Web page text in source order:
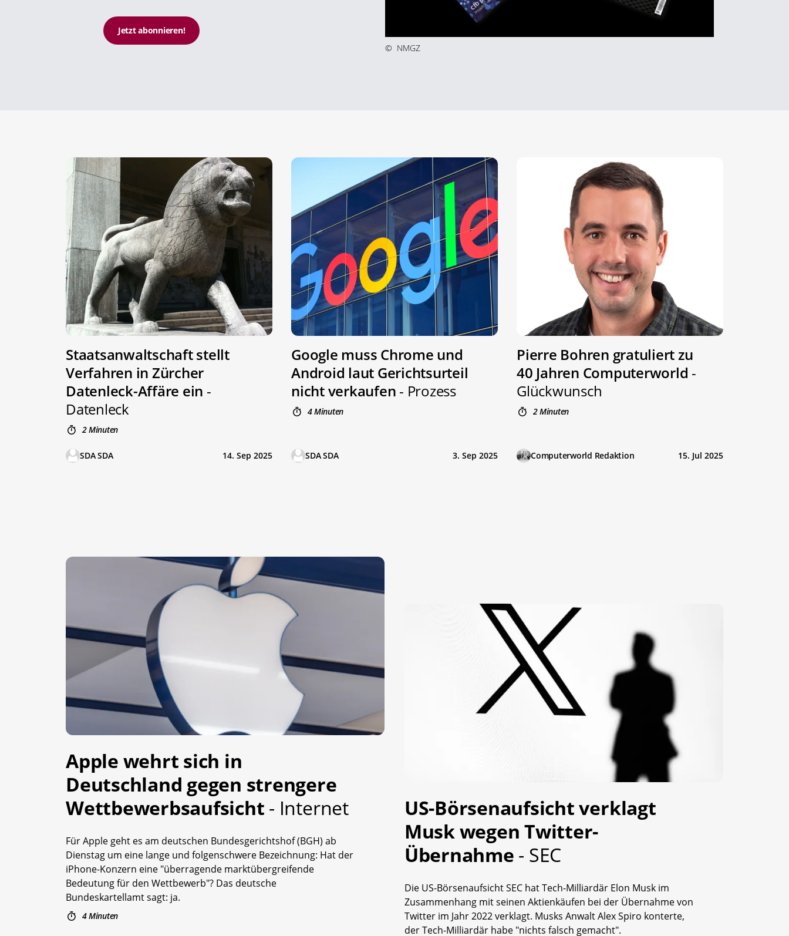
© NMGZ
Jetzt abonnieren!
Staatsanwaltschaft stellt
Verfahren in Zürcher
Datenleck-Affäre ein -
Datenleck
2 Minuten
SDA SDA 14. Sep 2025
Google muss Chrome und
Android laut Gerichtsurteil
nicht verkaufen - Prozess
4 Minuten
SDA SDA 3. Sep 2025
Pierre Bohren gratuliert zu
40 Jahren Computerworld -
Glückwunsch
2 Minuten
Computerworld Redaktion 15. Jul 2025
Apple wehrt sich in
Deutschland gegen strengere
Wettbewerbsaufsicht - Internet
Für Apple geht es am deutschen Bundesgerichtshof (BGH) ab
Dienstag um eine lange und folgenschwere Bezeichnung: Hat der
iPhone-Konzern eine "überragende marktübergreifende
Bedeutung für den Wettbewerb"? Das deutsche
Bundeskartellamt sagt: ja.
4 Minuten
US-Börsenaufsicht verklagt
Musk wegen Twitter-
Übernahme - SEC
Die US-Börsenaufsicht SEC hat Tech-Milliardär Elon Musk im
Zusammenhang mit seinen Aktienkäufen bei der Übernahme von
Twitter im Jahr 2022 verklagt. Musks Anwalt Alex Spiro konterte,
der Tech-Milliardär habe "nichts falsch gemacht".